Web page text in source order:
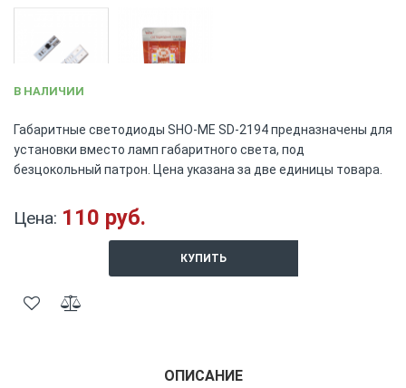
to
beginning
of
the
gallery
В НАЛИЧИИ
Габаритные светодиоды SHO-ME SD-2194 предназначены для
установки вместо ламп габаритного света, под
безцокольный патрон. Цена указана за две единицы товара.
Цена: 110 руб.
КУПИТЬ
ОПИСАНИЕ